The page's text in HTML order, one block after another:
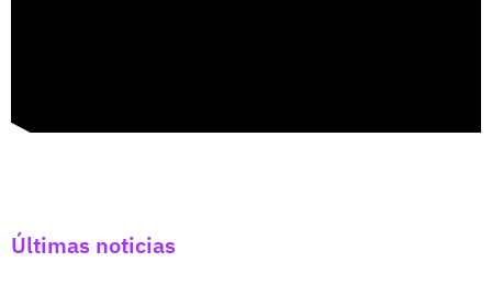
Últimas noticias